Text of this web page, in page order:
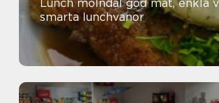
Lunch mölndal god mat, enkla val och
smarta lunchvanor